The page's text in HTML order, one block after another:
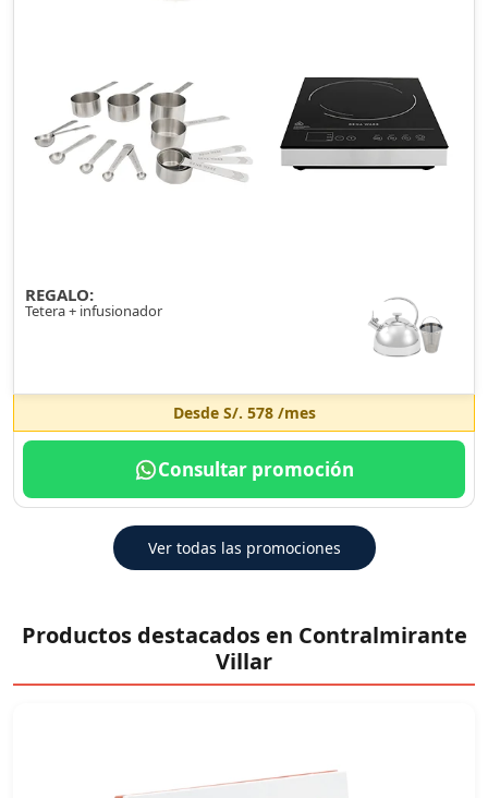
REGALO:
Tetera + infusionador
Desde S/. 578/mes
Consultar promoción
Ver todas las promociones
Productos destacados en Contralmirante
Villar